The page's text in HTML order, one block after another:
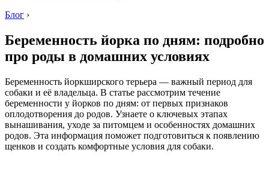
Блог ›
Беременность йорка по дням: подробно
про роды в домашних условиях
Беременность йоркширского терьера — важный период для
собаки и её владельца. В статье рассмотрим течение
беременности у йорков по дням: от первых признаков
оплодотворения до родов. Узнаете о ключевых этапах
вынашивания, уходе за питомцем и особенностях домашних
родов. Эта информация поможет подготовиться к появлению
щенков и создать комфортные условия для собаки.